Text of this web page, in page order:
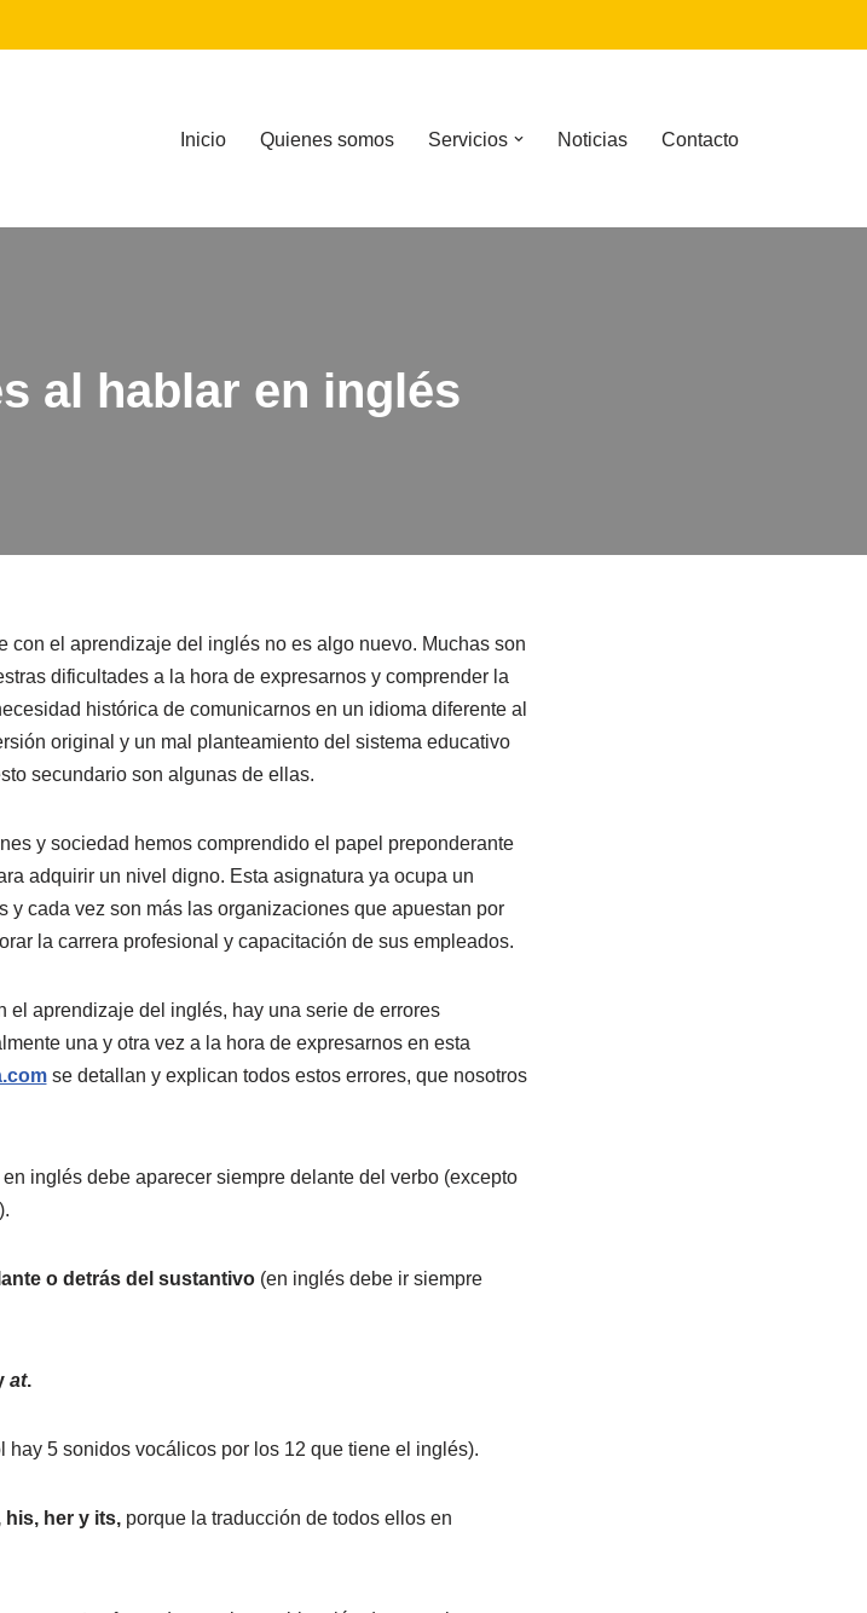
Inicio Quienes somos Servicios Noticias Contacto
al hablar en inglés
con el aprendizaje del inglés no es algo nuevo. Muchas son
dificultades a la hora de expresarnos y comprender la
histórica de comunicarnos en un idioma diferente al
original y un mal planteamiento del sistema educativo
secundario son algunas de ellas.
y sociedad hemos comprendido el papel preponderante
adquirir un nivel digno. Esta asignatura ya ocupa un
y cada vez son más las organizaciones que apuestan por
la carrera profesional y capacitación de sus empleados.
aprendizaje del inglés, hay una serie de errores
una y otra vez a la hora de expresarnos en esta
se detallan y explican todos estos errores, que nosotros
inglés debe aparecer siempre delante del verbo (excepto
o detrás del sustantivo(en inglés debe ir siempre
at.
hay 5 sonidos vocálicos por los 12 que tiene el inglés).
her y its, porque la traducción de todos ellos en